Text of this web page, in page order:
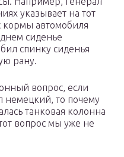
указывает на тот
кормы автомобиля
сиденье
спинку сиденья
рану.
вопрос, если
немецкий, то почему
танковая колонна
вопрос мы уже не